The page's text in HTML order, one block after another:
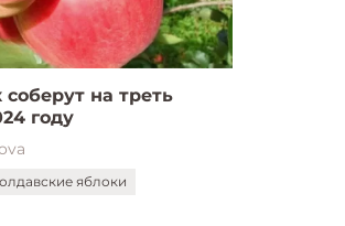
на треть
году
яблоки